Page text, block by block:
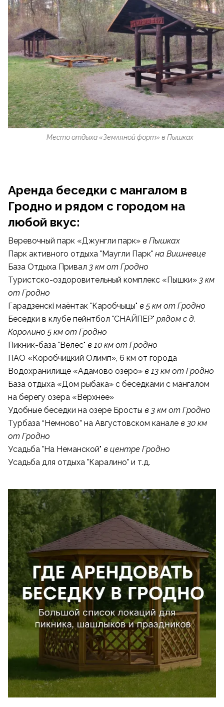
Место отдыха «Земляной форт» в Пышках
Аренда беседки с мангалом в
Гродно и рядом с городом на
любой вкус:
Веревочный парк «Джунгли парк» в Пышках
Парк активного отдыха "Маугли Парк" на Вишневце
База Отдыха Привал 3 км от Гродно
Туристско-оздоровительный комплекс «Пышки» 3 км
от Гродно
Гарадзенскі маёнтак "Каробчыцы" в 5 км от Гродно
Беседки в клубе пейнтбол "СНАЙПЕР" рядом с д.
Королино 5 км от Гродно
Пикник-база "Велес" в 10 км от Гродно
ПАО «Коробчицкий Олимп» , 6 км от города
Водохранилище «Адамово озеро» в 13 км от Гродно
База отдыха «Дом рыбака» с беседками с мангалом
на берегу озера «Верхнее»
Удобные беседки на озере Бросты в 3 км от Гродно
Турбаза “Немново” на Августовском канале в 30 км
от Гродно
Усадьба "На Неманской" в центре Гродно
Усадьба для отдыха "Каралино" и т.д.